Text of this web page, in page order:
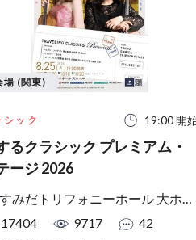
シック 19:00 開
るクラシック プレミアム・
ージ 2026
すみだトリフォニーホール 大ホール
17404
9717 42
場 (関東)